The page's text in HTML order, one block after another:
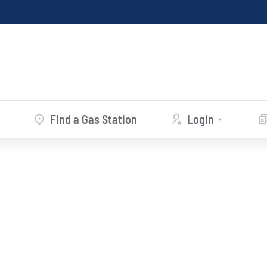
Find a Gas Station Login